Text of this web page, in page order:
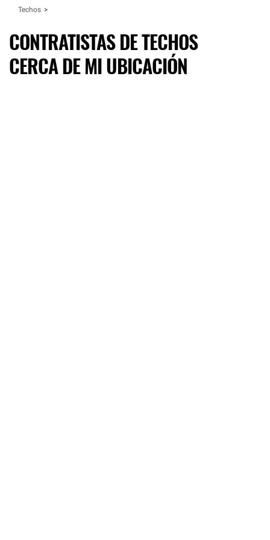
Techos
CONTRATISTAS DE TECHOS
CERCA DE MI UBICACIÓN